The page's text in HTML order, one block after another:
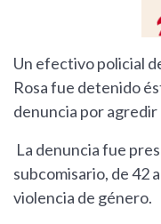
Un efectivo policial
Rosa fue detenido
denuncia por agredir
La denuncia fue
subcomisario, de 42
violencia de género.